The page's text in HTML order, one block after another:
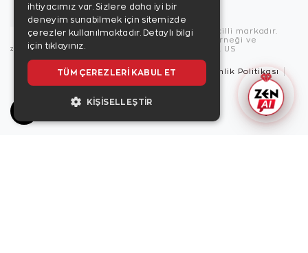
Copyright © 2026, Zen Diamond tescilli markadır.
Zen Diamond Birleşmiş Markalar Derneği ve
Turquality Destek Programı üyesidir. US
Kullanım Şartları Gizlilik İlkeleri
Güvenlik Politikası
Çerez Politikası
ihtiyacımız var. Sizlere daha iyi bir
deneyim sunabilmek için sitemizde
çerezler kullanılmaktadır. Detaylı bilgi
için tıklayınız.
TÜM ÇEREZLERI KABUL ET
KIŞISELLEŞTIR